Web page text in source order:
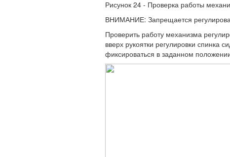
Рисунок 24 - Проверка работы
ВНИМАНИЕ: Запрещается
Проверить работу механизма
вверх рукоятки регулировки спинка
фиксироваться в заданном